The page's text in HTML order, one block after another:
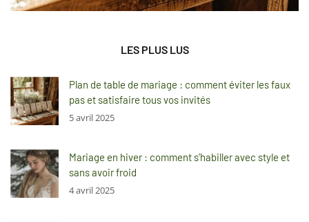
LES PLUS LUS
Plan de table de mariage : comment éviter les faux
pas et satisfaire tous vos invités
5 avril 2025
Mariage en hiver : comment s’habiller avec style et
sans avoir froid
4 avril 2025